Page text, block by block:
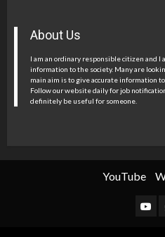
About Us
I am an ordinary responsible citizen and
information to the society. Many are
main aim is to give accurate information
Follow our website daily for job
definitely be useful for someone.
YouTube